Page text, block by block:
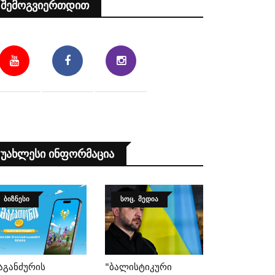
Შემოგვიერთდით
Უახლესი Ინფორმაცია
ᲑᲘᲖᲜᲔᲡᲘ ᲡᲝᲪ. ᲛᲔᲓᲘᲐ
"ბალისტიკური